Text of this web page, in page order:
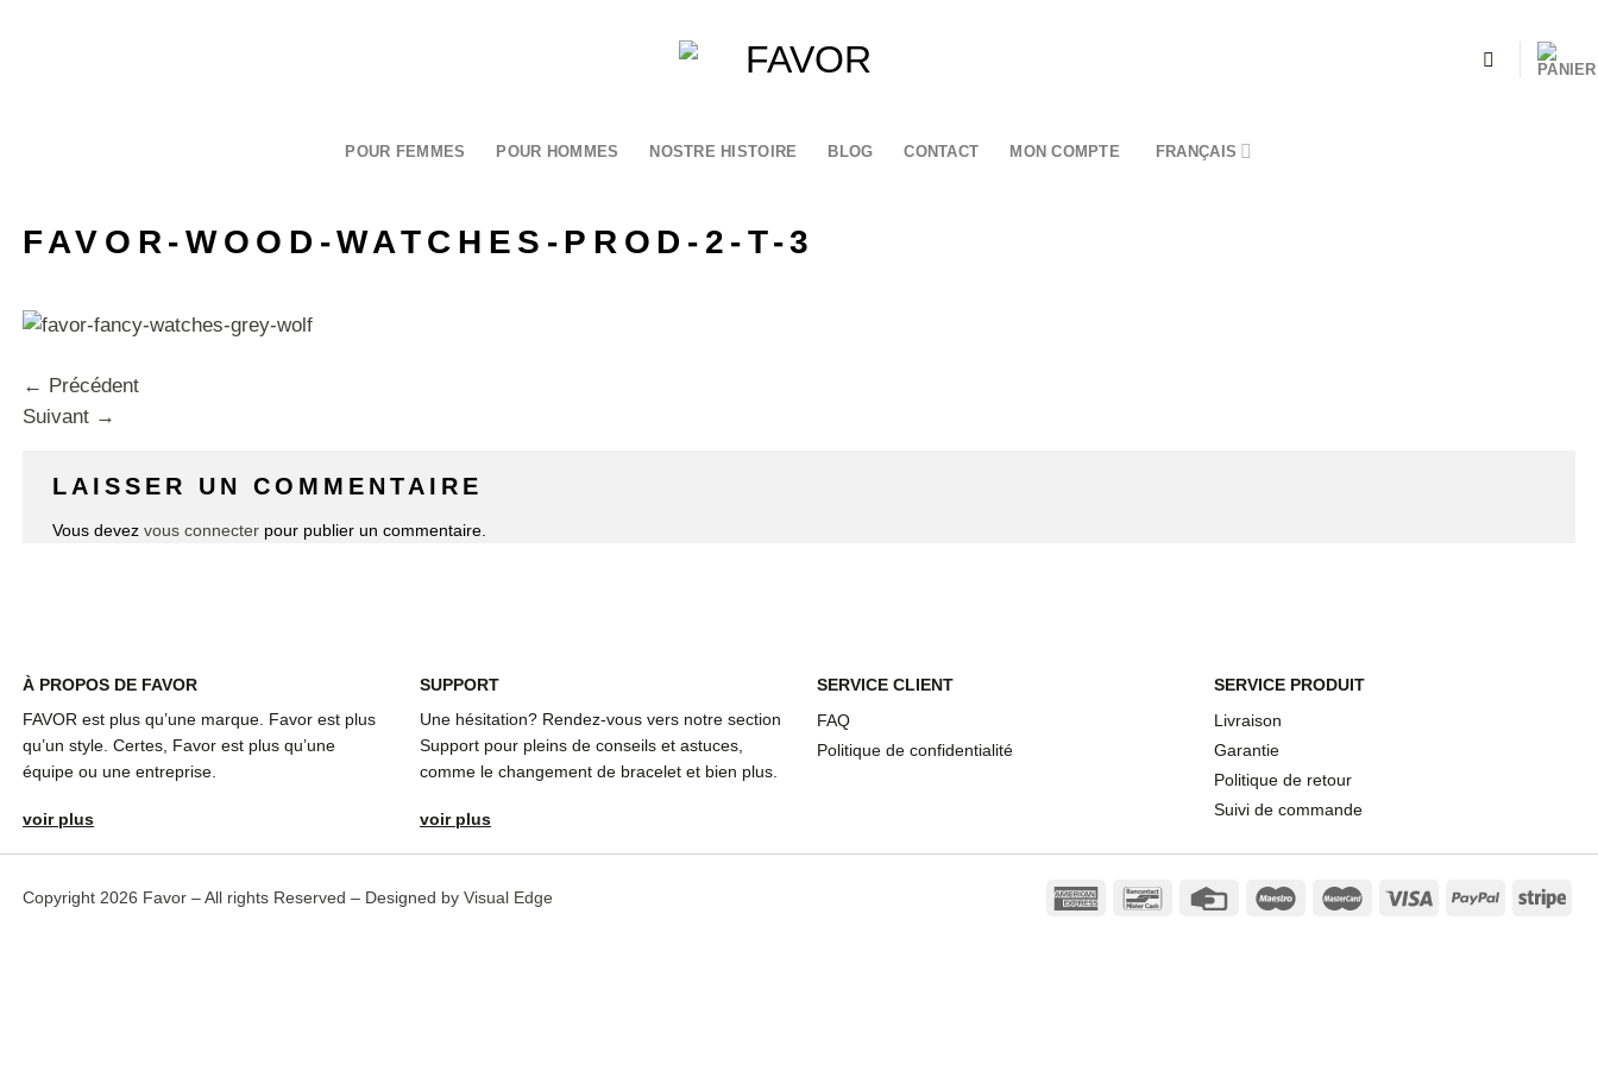
POUR FEMMES POUR HOMMES NOSTRE HISTOIRE BLOG CONTACT MON COMPTE FRANÇAIS
FAVOR-WOOD-WATCHES-PROD-2-T-3
← Précédent
Suivant →
LAISSER UN COMMENTAIRE
Vous devez vous connecter pour publier un commentaire.
À PROPOS DE FAVOR
FAVOR est plus qu’une marque. Favor est plus
qu’un style. Certes, Favor est plus qu’une
équipe ou une entreprise.
voir plus
SUPPORT
Une hésitation? Rendez-vous vers notre section
Support pour pleins de conseils et astuces,
comme le changement de bracelet et bien plus.
voir plus
SERVICE CLIENT
FAQ
Politique de confidentialité
SERVICE PRODUIT
Livraison
Garantie
Politique de retour
Suivi de commande
Copyright 2026 Favor – All rights Reserved – Designed by Visual Edge